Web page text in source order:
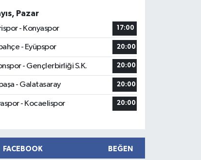
Pazar
- Konyaspor
17:00
- Eyüpspor 20:00
- Gençlerbirliği S.K. 20:00
- Galatasaray 20:00
- Kocaelispor 20:00
FACEBOOK BEĞEN